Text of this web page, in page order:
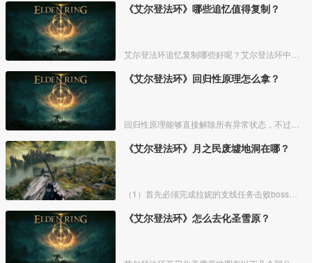
《艾尔登法环》哪些追忆值得复制？
《艾尔登法环》回归性原理怎么拿？
《艾尔登法环》月之民废墟地洞在哪？
《艾尔登法环》怎么去化圣雪原？